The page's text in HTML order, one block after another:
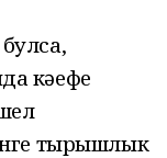
кәефе
тырышлык